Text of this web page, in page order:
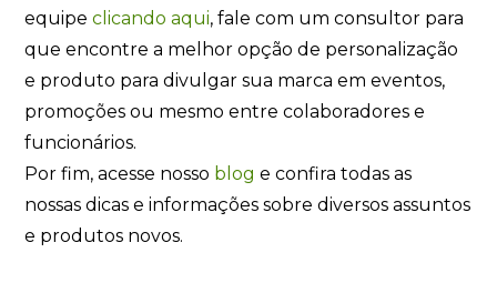
equipeclicando aqui, fale com um consultor para
que encontre a melhor opção de personalização
e produto para divulgar sua marca em eventos,
promoções ou mesmo entre colaboradores e
funcionários.
Por fim, acesse nosso blog e confira todas as
nossas dicas e informações sobre diversos assuntos
e produtos novos.